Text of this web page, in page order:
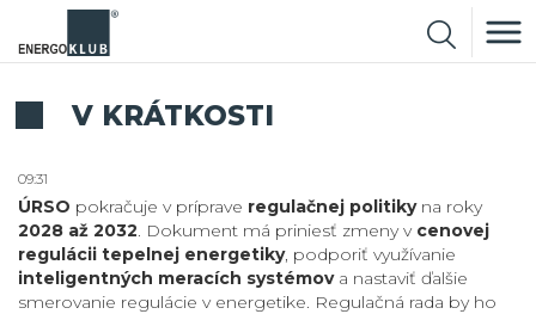
V KRÁTKOSTI
09:31
ÚRSO pokračuje v príprave regulačnej politikyna roky
2028 až 2032. Dokument má priniesť zmeny vcenovej
regulácii tepelnej energetiky, podporiť využívanie
inteligentných meracích systémova nastaviť ďalšie
smerovanie regulácie v energetike. Regulačná rada by ho